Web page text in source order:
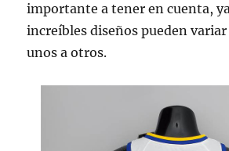
importante a tener en cuenta,
increíbles diseños pueden
unos a otros.